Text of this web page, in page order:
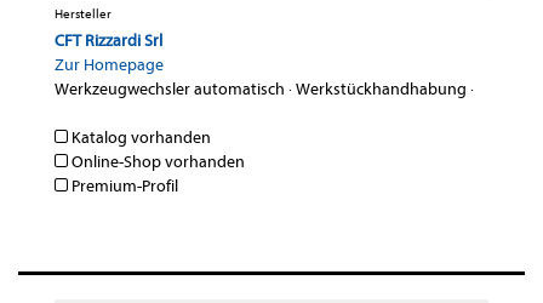
Hersteller
CFT Rizzardi Srl
Zur Homepage
Werkzeugwechsler automatisch ·Werkstückhandhabung ·
Katalog vorhanden
Online-Shop vorhanden
Premium-Profil